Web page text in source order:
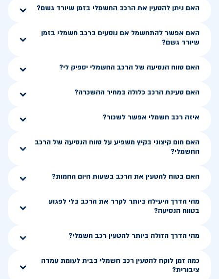
האם ניתן להטעין את הרכב החשמלי בזמן שיורד גשם?
האם אפשר להתחשמל אם נוסעים ברכב חשמלי בזמן
שיורד גשם?
האם טווח הנסיעה של הרכב החשמלי יספיק לי?
האם טעינת הרכב כלולה במחיר ההשכרה?
איזה רכב חשמלי אפשר לשכור?
האם חום קיצוני בקיץ משפיע על טווח הנסיעה של הרכב
החשמלי?
האם בטוח להטעין את הרכב בשעות היום החמות?
מהי הדרך היעילה ביותר לקרר את הרכב בלי לפגוע
בטווח הנסיעה?
מהי הדרך הזולה ביותר להטעין רכב חשמלי?
כמה זמן לוקח להטעין רכב חשמלי בבית לעומת עמדה
ציבורית?